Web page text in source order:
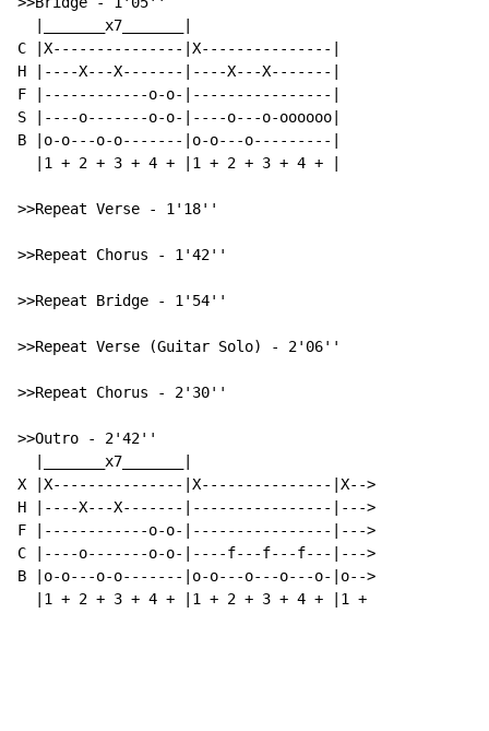
  |_______x7_______|
C |X---------------|X---------------|
H |----X---X-------|----X---X-------|
F |------------o-o-|----------------|
S |----o-------o-o-|----o---o-oooooo|
B |o-o---o-o-------|o-o---o---------|
  |1 + 2 + 3 + 4 + |1 + 2 + 3 + 4 + |
>>Repeat Verse - 1'18''
>>Repeat Chorus - 1'42''
>>Repeat Bridge - 1'54''
>>Repeat Verse (Guitar Solo) - 2'06''
>>Repeat Chorus - 2'30''
>>Outro - 2'42''
  |_______x7_______|
X |X---------------|X---------------|X-->
H |----X---X-------|----------------|--->
F |------------o-o-|----------------|--->
C |----o-------o-o-|----f---f---f---|--->
B |o-o---o-o-------|o-o---o---o---o-|o-->
  |1 + 2 + 3 + 4 + |1 + 2 + 3 + 4 + |1 +